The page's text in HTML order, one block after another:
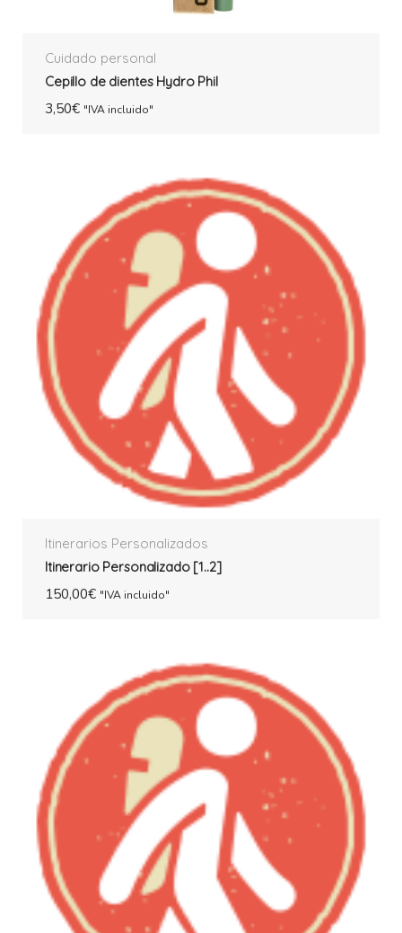
Cuidado personal
Cepillo de dientes Hydro Phil
3,50€ "IVA incluido"
Itinerarios Personalizados
Itinerario Personalizado [1..2]
150,00€ "IVA incluido"